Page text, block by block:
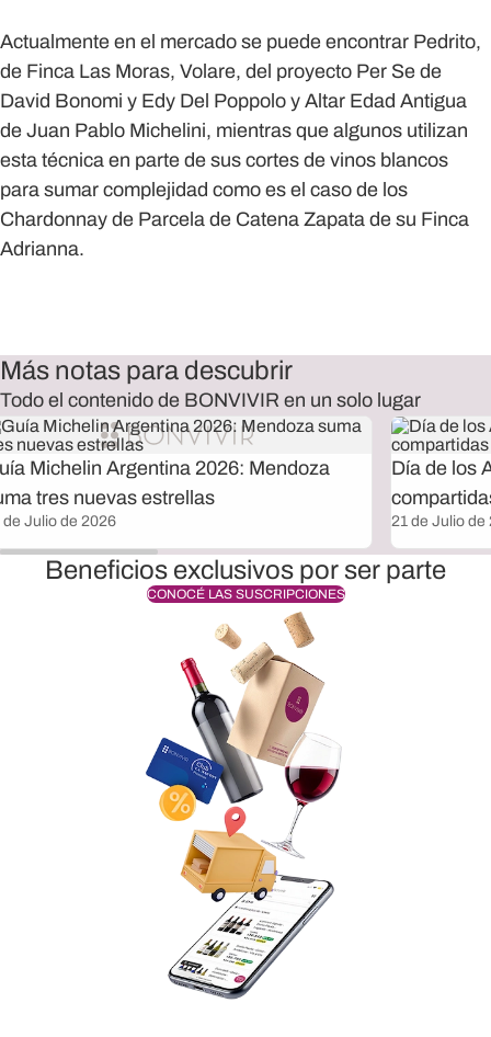
Actualmente en el mercado se puede encontrar Pedrito,
de Finca Las Moras, Volare, del proyecto Per Se de
David Bonomi y Edy Del Poppolo y Altar Edad Antigua
de Juan Pablo Michelini, mientras que algunos utilizan
esta técnica en parte de sus cortes de vinos blancos
para sumar complejidad como es el caso de los
Chardonnay de Parcela de Catena Zapata de su Finca
Adrianna.
Más notas para descubrir
Todo el contenido de BONVIVIR en un solo lugar
Michelin Argentina 2026: Mendoza
tres nuevas estrellas
de Julio de 2026
Día de los
21 de Julio de
Beneficios exclusivos por ser parte
CONOCÉ LAS SUSCRIPCIONES